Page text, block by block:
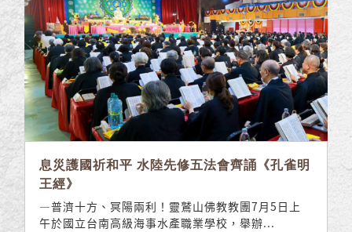
息災護國祈和平 水陸先修五法會齊誦《孔雀明
王經》
—普濟十方、冥陽兩利！靈鷲山佛教教團7月5日上
午於國立台南高級海事水產職業學校，舉辦...